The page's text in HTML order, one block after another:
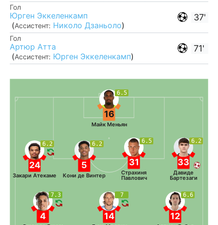
37'
Гол
Юрген Эккеленкамп
(Ассистент: Николо Дзаньоло)
71'
Гол
Артюр Атта
(Ассистент: Юрген Эккеленкамп)
6.5
16
Майк Меньян
6.2
33
Давиде
Бартезаги
6.5
31
Страхиня
Павлович
6.2
5
Кони де Винтер
6.2
24
Закари Атекаме
6.6
12
7
14
7.3
4